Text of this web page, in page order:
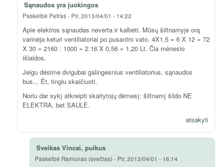
Sąnaudos yra juokingos
Paskelbė Petras- Pir, 2013/04/01 - 14:22
Apie elektros sąnaudas neverta ir kalbėti. Mūsų šiltnamyje orą
varinėja keturi ventiliatoriai po pusantro vato. 4X1,5 = 6 X 12 = 72
X 30 = 2160 : 1000 = 2.16 X 0,56 = 1,20 Lt. Čia mėnesio
išlaidos.
Jeigu dėsime dvigubai galingesnius ventiliatorius, sąnaudos
bus... Ėt, tingiu skaičiuoti.
Noriu dar sykį atkreipti skaitytojų dėmesį: šiltnamį šildo NE
ELEKTRA, bet SAULĖ.
atsakyti
Sveikas Vincai, puikus
Paskelbė Ramunas (svečias) - Pir, 2013/04/01 - 16:14